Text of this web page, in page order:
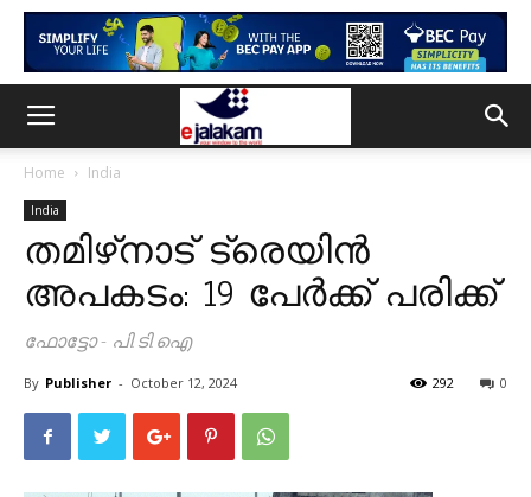
Home India
India
തമിഴ്‌നാട് ട്രെയിൻ
അപകടം: 19 പേർക്ക് പരിക്ക്
ഫോട്ടോ - പി.ടി.ഐ
By Publisher - October 12, 2024 0
292